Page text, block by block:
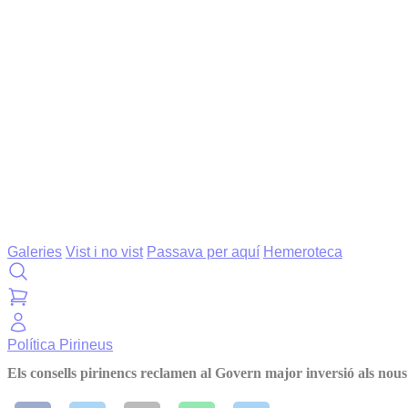
Galeries Vist i no vist Passava per aquí Hemeroteca
Política Pirineus
Els consells pirinencs reclamen al Govern major inversió als